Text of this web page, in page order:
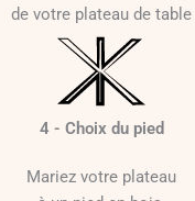
de votre plateau de table
4 - Choix du pied
Mariez votre plateau